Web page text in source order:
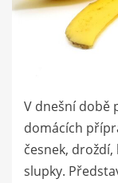
V dnešní době
domácích
česnek,
slupky.